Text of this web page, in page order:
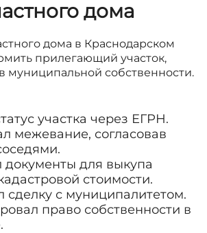
дома
дома в Краснодарском
прилегающий участок,
муниципальной собственности.
участка через ЕГРН.
межевание, согласовав
документы для выкупа
стоимости.
сделку с муниципалитетом.
право собственности в